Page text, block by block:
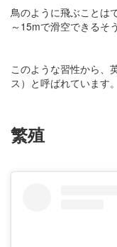
鳥のように飛ぶことは
～15mで滑空できるそ
このような習性から、
ス）と呼ばれています。
繁殖